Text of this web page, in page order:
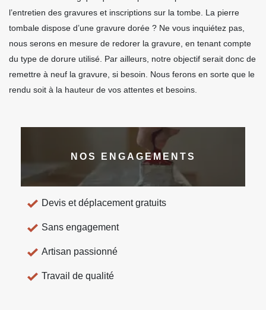
l’entretien des gravures et inscriptions sur la tombe. La pierre
tombale dispose d’une gravure dorée ? Ne vous inquiétez pas,
nous serons en mesure de redorer la gravure, en tenant compte
du type de dorure utilisé. Par ailleurs, notre objectif serait donc de
remettre à neuf la gravure, si besoin. Nous ferons en sorte que le
rendu soit à la hauteur de vos attentes et besoins.
NOS ENGAGEMENTS
Devis et déplacement gratuits
Sans engagement
Artisan passionné
Travail de qualité